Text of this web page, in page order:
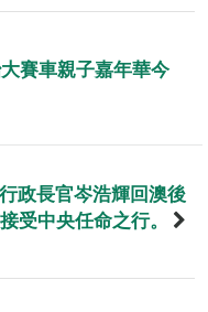
賽車親子嘉年華今
政長官岑浩輝回澳後
受中央任命之行。